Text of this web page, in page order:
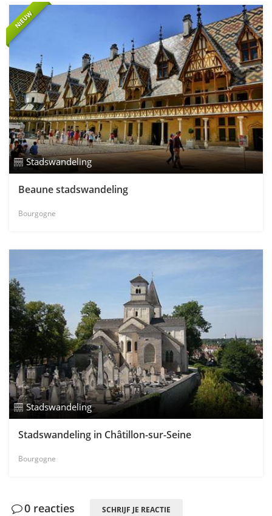
NIEUW
Stadswandeling
Beaune stadswandeling
Bourgogne
Stadswandeling
Stadswandeling in Châtillon-sur-Seine
Bourgogne
0 reacties SCHRIJF JE REACTIE